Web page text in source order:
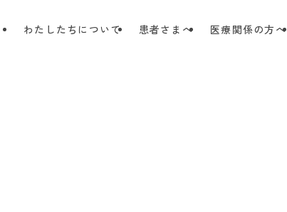
わたしたちについて 患者さまへ 医療関係の方へ